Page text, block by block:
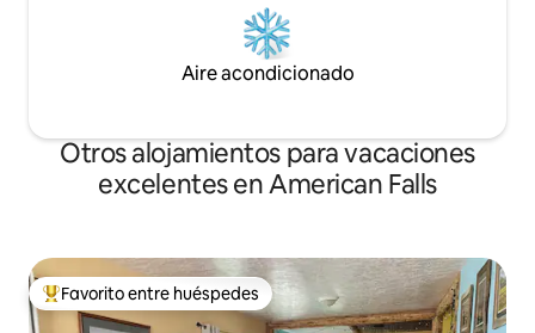
Aire acondicionado
Otros alojamientos para vacaciones
excelentes en American Falls
Favorito entre los huéspedes más destacados
Favorito entre huéspedes